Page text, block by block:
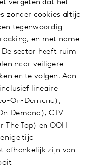
vergeten dat het
zonder cookies altijd
tegenwoordig
en met name
sector heeft ruim
naar veiligere
en te volgen. Aan
lineaire
On-Demand),
Demand), CTV
The Top) en OOH
tijd
afhankelijk zijn van